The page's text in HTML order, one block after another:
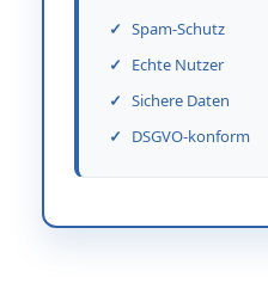
Spam-Schutz
Echte Nutzer
Sichere Daten
DSGVO-konform